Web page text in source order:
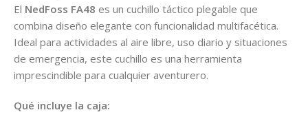
El NedFoss FA48 es un cuchillo táctico plegable que
combina diseño elegante con funcionalidad multifacética.
Ideal para actividades al aire libre, uso diario y situaciones
de emergencia, este cuchillo es una herramienta
imprescindible para cualquier aventurero.
Qué incluye la caja: